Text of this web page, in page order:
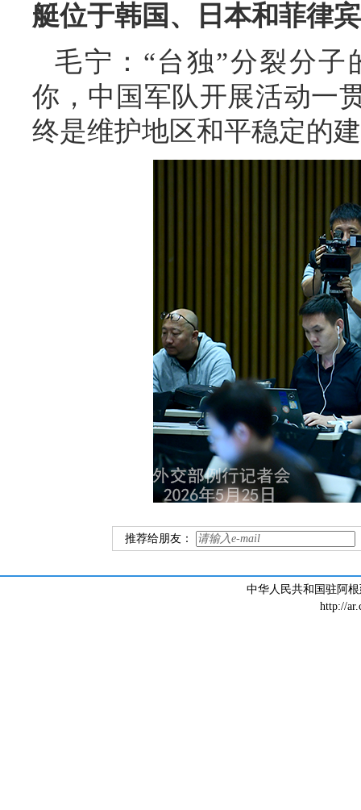
艇位于韩国、日本和菲律
毛宁：“台独”分裂分
你，中国军队开展活动一
终是维护地区和平稳定的
推荐给朋友：
中华人民共和国驻阿
http://